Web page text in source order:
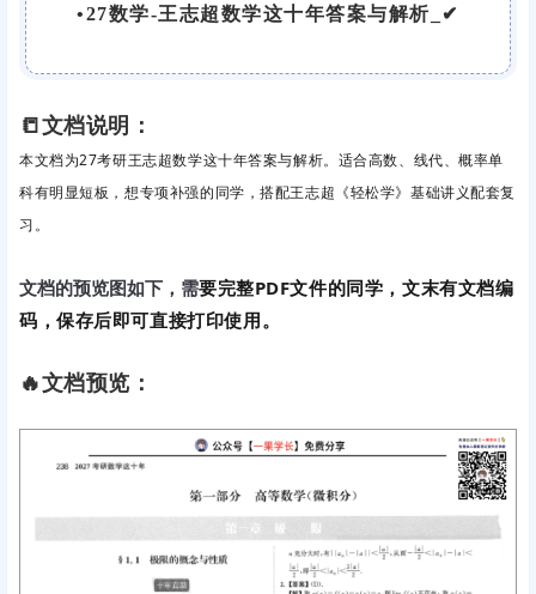
•27数学-王志超数学这十年答案与解析_ ✔
📒文档说明：
本文档为27考研王志超数学这十年答案与解析。适合高数、线代、概率单
科有明显短板，想专项补强的同学，搭配王志超《轻松学》基础讲义配套复
习。
文档的预览图如下，需要完整PDF文件的同学，文末有文档编
码，保存后即可直接打印使用。
🔥文档预览：